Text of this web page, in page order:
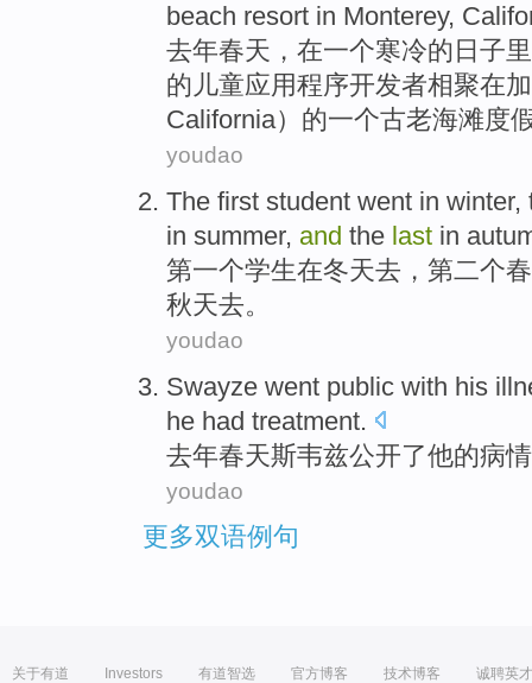
beach resort in Monterey,
去年春天 ， 在一个寒冷的 日子里
的 儿童应用程序开发者相聚在
California）的一个古老海滩度
youdao
The first student went in
in summer, and the last in
第一个学生在冬天去，第二个
秋天去。
youdao
Swayze went public with his
he had treatment.
去年春天斯韦兹公开了他的病情
youdao
更多双语例句
关于有道 Investors 有道智选 官方博客 技术博客 诚聘英才